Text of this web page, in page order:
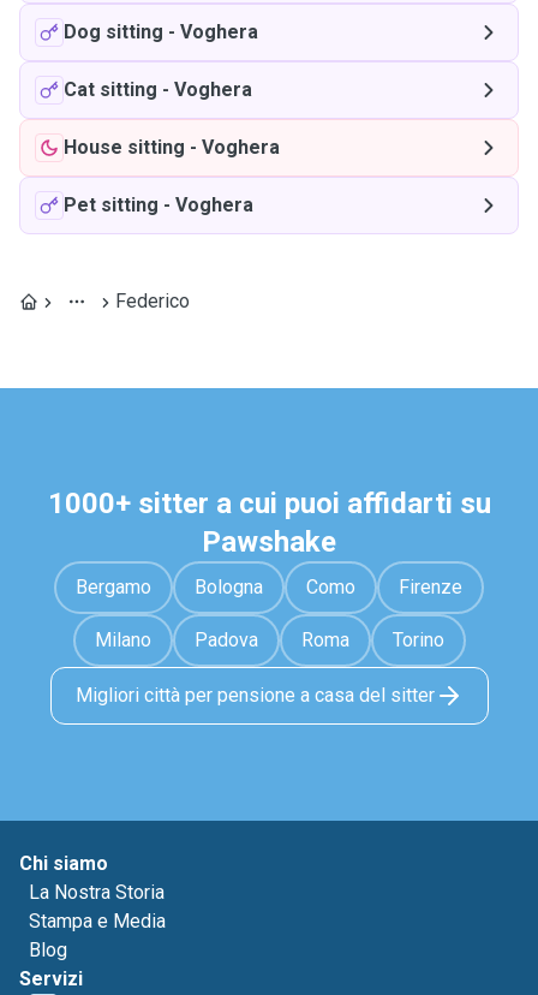
Dog sitting - Voghera
Cat sitting - Voghera
House sitting - Voghera
Pet sitting - Voghera
Federico
1000+ sitter a cui puoi affidarti su
Pawshake
Bergamo Bologna Como Firenze
Milano Padova Roma Torino
Migliori città per pensione a casa del sitter
Chi siamo
La Nostra Storia
Stampa e Media
Blog
Servizi